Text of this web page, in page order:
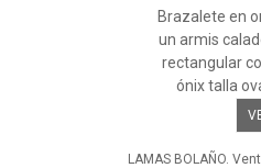
Brazalete en
un armis
rectangular
ónix talla
LAMAS BOLAÑO.